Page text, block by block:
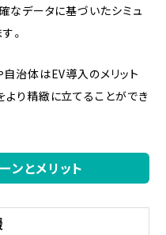
なデータに基づいたシミュ
。
治体はEV導入のメリット
り精緻に立てることができ
とメリット